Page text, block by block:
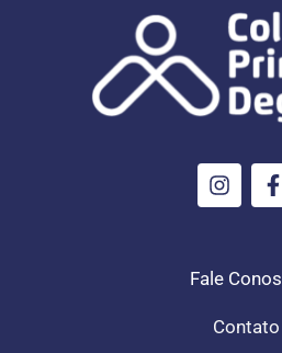
I
n
s
g
r
a
m
F
a
c
o
o
-
Fale
Contato